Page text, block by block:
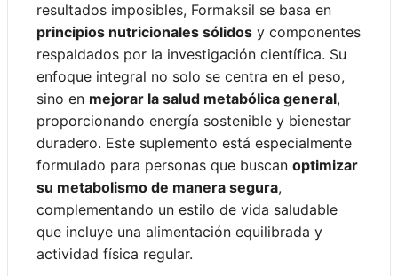
resultados imposibles, Formaksil se basa en
principios nutricionales sólidos y componentes
respaldados por la investigación científica. Su
enfoque integral no solo se centra en el peso,
sino en mejorar la salud metabólica general,
proporcionando energía sostenible y bienestar
duradero. Este suplemento está especialmente
formulado para personas que buscan optimizar
su metabolismo de manera segura,
complementando un estilo de vida saludable
que incluye una alimentación equilibrada y
actividad física regular.